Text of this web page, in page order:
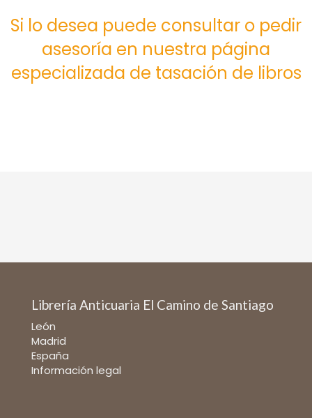
Si lo desea puede consultar o pedir
asesoría en nuestra página
especializada de tasación de libros
Librería Anticuaria El Camino de Santiago
León
Madrid
España
Información legal